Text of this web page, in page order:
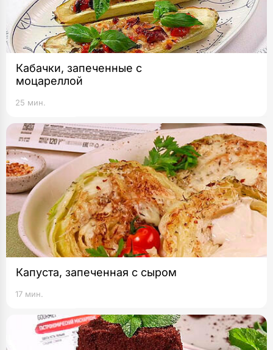
Кабачки, запеченные с
моцареллой
25 мин.
Капуста, запеченная с сыром
17 мин.